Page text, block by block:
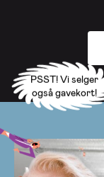
PSST! Vi selger
også gavekort!